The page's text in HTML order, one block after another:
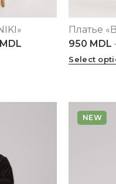
3XL
MDL
XS S M
4XL
5XL
Платье
950 MDL
Select
NEW